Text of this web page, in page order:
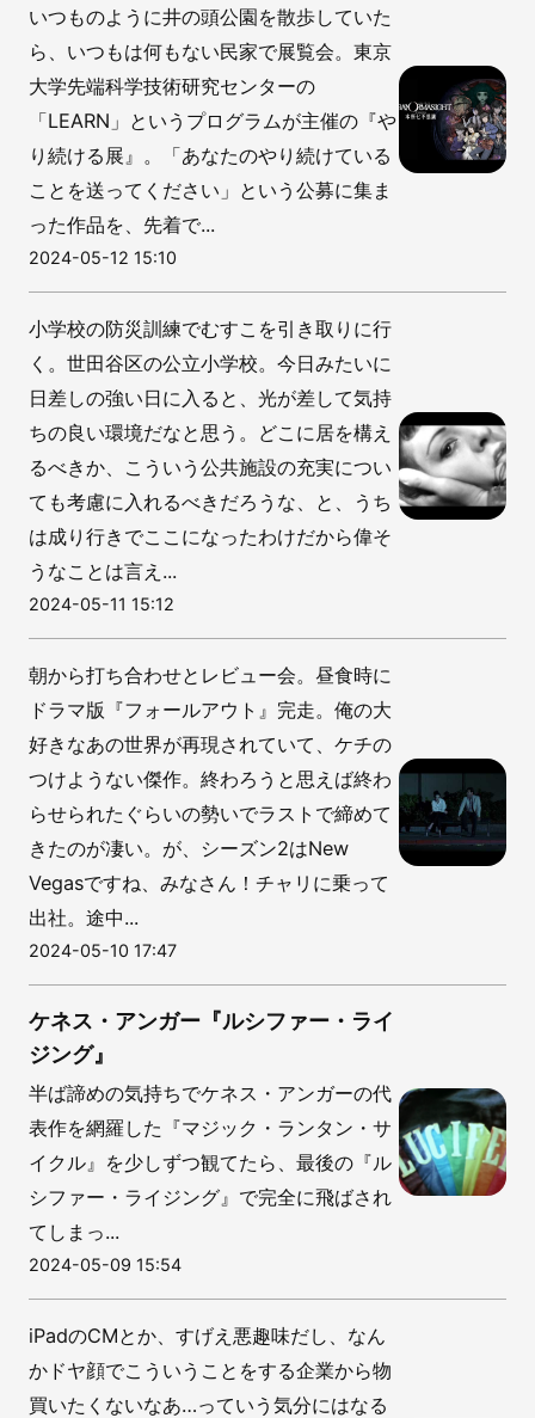
いつものように井の頭公園を散歩していた
ら、いつもは何もない民家で展覧会。東京
大学先端科学技術研究センターの
「LEARN」というプログラムが主催の『や
り続ける展』。「あなたのやり続けている
ことを送ってください」という公募に集ま
った作品を、先着で...
2024-05-12 15:10
小学校の防災訓練でむすこを引き取りに行
く。世田谷区の公立小学校。今日みたいに
日差しの強い日に入ると、光が差して気持
ちの良い環境だなと思う。どこに居を構え
るべきか、こういう公共施設の充実につい
ても考慮に入れるべきだろうな、と、うち
は成り行きでここになったわけだから偉そ
うなことは言え...
2024-05-11 15:12
朝から打ち合わせとレビュー会。昼食時に
ドラマ版『フォールアウト』完走。俺の大
好きなあの世界が再現されていて、ケチの
つけようない傑作。終わろうと思えば終わ
らせられたぐらいの勢いでラストで締めて
きたのが凄い。が、シーズン2はNew
Vegasですね、みなさん！チャリに乗って
出社。途中...
2024-05-10 17:47
ケネス・アンガー『ルシファー・ライ
ジング』
半ば諦めの気持ちでケネス・アンガーの代
表作を網羅した『マジック・ランタン・サ
イクル』を少しずつ観てたら、最後の『ル
シファー・ライジング』で完全に飛ばされ
てしまっ...
2024-05-09 15:54
iPadのCMとか、すげえ悪趣味だし、なん
かドヤ顔でこういうことをする企業から物
買いたくないなあ…っていう気分にはなる